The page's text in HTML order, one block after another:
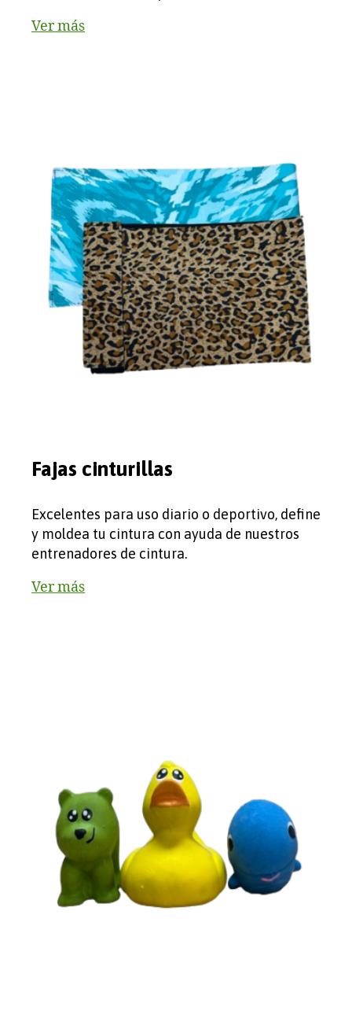
Ver más
Fajas cinturillas
Excelentes para uso diario o deportivo, define
y moldea tu cintura con ayuda de nuestros
entrenadores de cintura.
Ver más